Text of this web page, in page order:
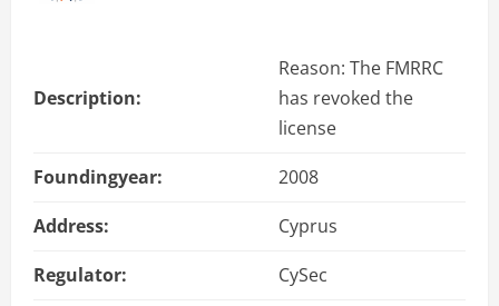
Description:
Reason: The FMRRC
has revoked the
license
Foundingyear:
2008
Address:
Cyprus
Regulator:
CySec